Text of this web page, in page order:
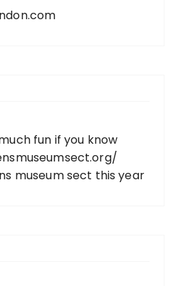
fun if you know
museum sect this year